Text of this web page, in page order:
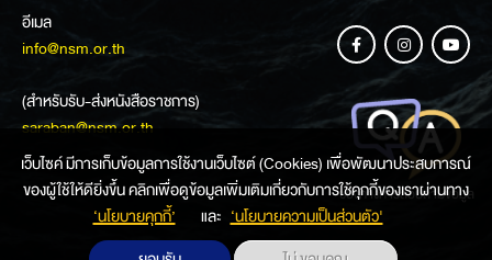
อีเมล
info@nsm.or.th
(สำหรับรับ-ส่งหนังสือราชการ)
saraban@nsm.or.th
ช่องทางการสอบถามข้อมูล
เว็บไซค์ มีการเก็บข้อมูลการใช้งานเว็บไซต์ (Cookies) เพื่อพัฒนาประสบการณ์
ของผู้ใช้ให้ดียิ่งขึ้น คลิกเพื่อดูข้อมูลเพิ่มเติมเกี่ยวกับการใช้คุกกี้ของเราผ่านทาง
‘นโยบายคุกกี้’
และ ‘นโยบายความเป็นส่วนตัว'